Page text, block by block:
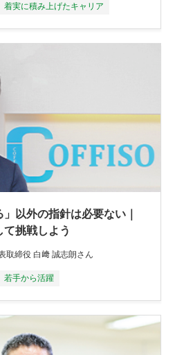
着実に積み上げたキャリア
」以外の指針は必要ない｜
挑戦しよう
取締役 白﨑 誠志朗さん
若手から活躍